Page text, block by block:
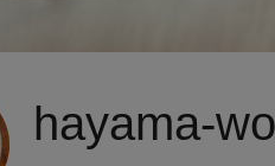
hayama-